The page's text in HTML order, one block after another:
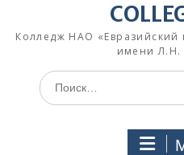
Колледж НАО «Евразийский
имени Л.Н.
Поиск
по: